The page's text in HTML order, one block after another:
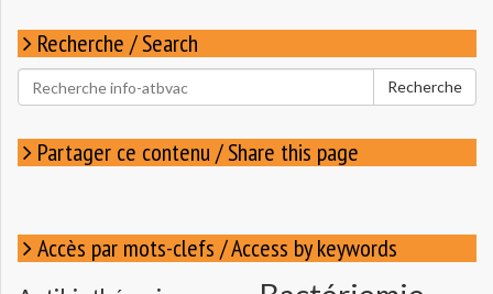
Recherche / Search
Rechercher
pour
Recherche
Partager ce contenu / Share this page
Accès par mots-clefs / Access by keywords